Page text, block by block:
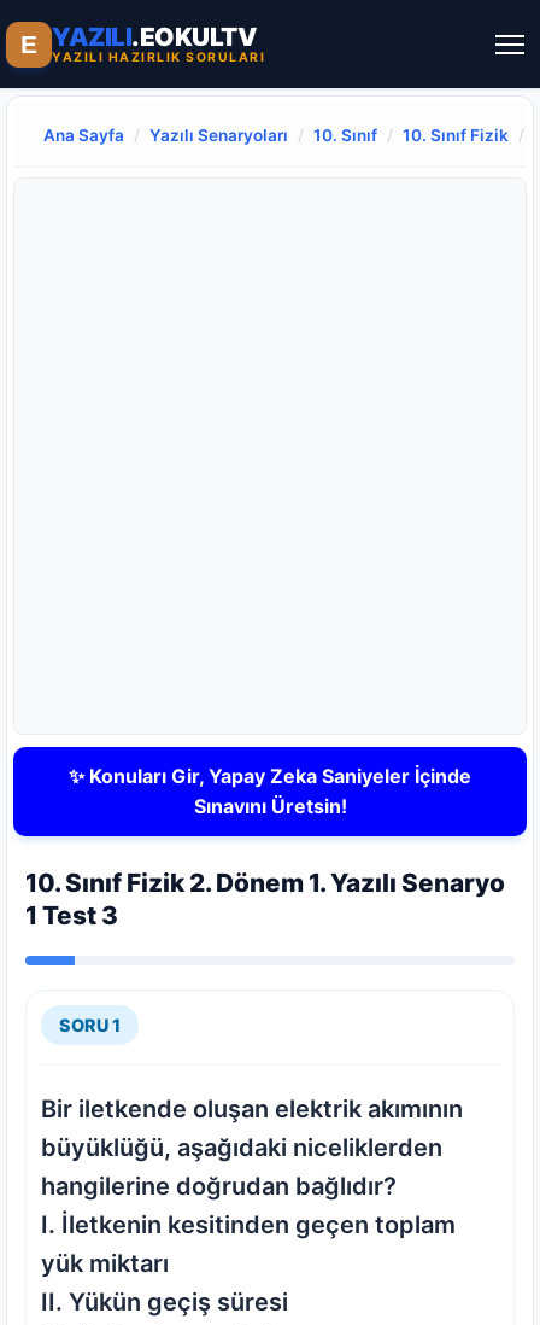
E YAZILI.EOKULTV
YAZILI HAZIRLIK SORULARI
Ana Sayfa / Yazılı Senaryoları / 10. Sınıf / 10. Sınıf Fizik /
✨ Konuları Gir, Yapay Zeka Saniyeler İçinde
Sınavını Üretsin!
10. Sınıf Fizik 2. Dönem 1. Yazılı Senaryo
1 Test 3
SORU 1
Bir iletkende oluşan elektrik akımının
büyüklüğü, aşağıdaki niceliklerden
hangilerine doğrudan bağlıdır?
I. İletkenin kesitinden geçen toplam
yük miktarı
II. Yükün geçiş süresi